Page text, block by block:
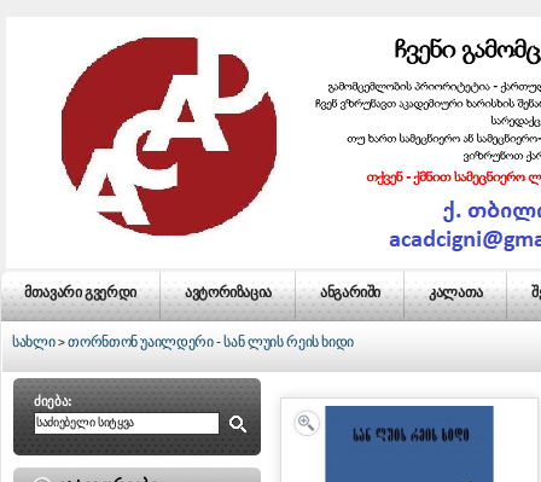
მთავარი გვერდი ავტორიზაცია ანგარიში კალათა
სახლი>თორნთონ უაილდერი - სან ლუის რეის ხიდი
ძიება: